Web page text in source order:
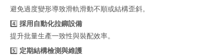
避免過度變形導致滑軌滑動不順或結構歪斜。
4️⃣ 採用自動化拉鉚設備
提升批量生產一致性與裝配效率。
5️⃣ 定期結構檢測與維護